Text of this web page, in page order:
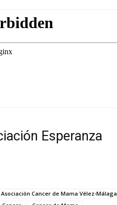
Esperanza
Asociación Cancer de Mama Vélez-Málaga